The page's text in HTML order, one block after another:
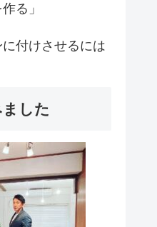
る」
付けさせるには
した